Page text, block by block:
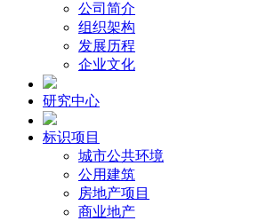
公司简介
组织架构
发展历程
企业文化
研究中心
标识项目
城市公共环境
公用建筑
房地产项目
商业地产